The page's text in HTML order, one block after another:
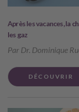
Après les vacances, la
les gaz
Par Dr. Dominique
DÉCOUVRIR